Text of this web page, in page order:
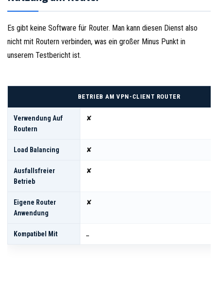
Es gibt keine Software für Router. Man kann diesen Dienst also
nicht mit Routern verbinden, was ein großer Minus Punkt in
unserem Testbericht ist.
BETRIEB AM VPN-CLIENT ROUTER
Verwendung Auf
Routern
✘
Load Balancing ✘
Ausfallsfreier
Betrieb
✘
Eigene Router
Anwendung
✘
Kompatibel Mit